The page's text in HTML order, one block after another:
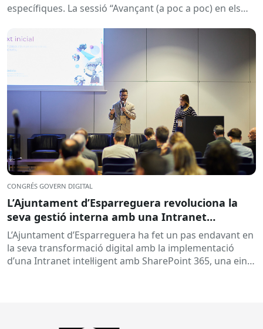
específiques. La sessió “Avançant (a poc a poc) en els
CONGRÉS GOVERN DIGITAL
L’Ajuntament d’Esparreguera revoluciona la
seva gestió interna amb una Intranet
intel·ligent, una de les sessions més ben
valorades del CGD 2025
L’Ajuntament d’Esparreguera ha fet un pas endavant en
la seva transformació digital amb la implementació
d’una Intranet intel·ligent amb SharePoint 365, una eina